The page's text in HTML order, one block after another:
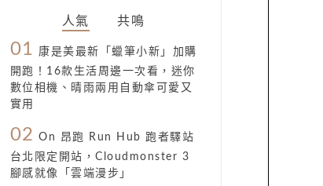
人氣 共鳴
01
康是美最新「蠟筆小新」加購
開跑！16款生活周邊一次看，迷你
數位相機、晴雨兩用自動傘可愛又
實用
02 On 昂跑 Run Hub 跑者驛站
台北限定開站，Cloudmonster 3
腳感就像「雲端漫步」